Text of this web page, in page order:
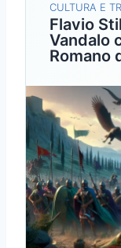
CULTURA E
Flavio
Vandalo
Romano